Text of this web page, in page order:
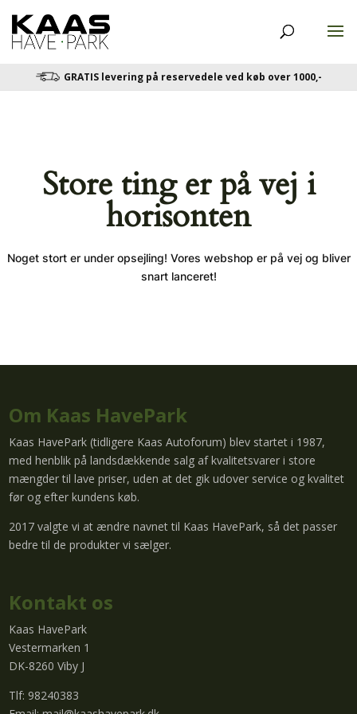
GRATIS levering på reservedele ved køb over 1000,-
Store ting er på vej i
horisonten
Noget stort er under opsejling! Vores webshop er på vej og bliver
snart lanceret!
Om Kaas HavePark
Kaas HavePark (tidligere Kaas Autoforum) blev startet i 1987,
med henblik på landsdækkende salg af kvalitetsvarer i store
mængder til lave priser, uden at det gik udover service og kvalitet
før og efter kundens køb.
2017 valgte vi at ændre navnet til Kaas HavePark, så det passer
bedre til de produkter vi sælger.
Kontakt os
Kaas HavePark
Vestermarken 1
DK-8260 Viby J
Tlf: 98240383